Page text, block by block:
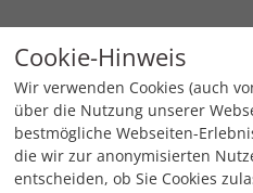
Policy Zahlen &
Cookie-Hinweis
Wir verwenden Cookies (auch
über die Nutzung unserer
bestmögliche Webseiten-
die wir zur anonymisierten
entscheiden, ob Sie Cookies